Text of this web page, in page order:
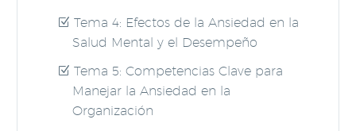
Tema 4: Efectos de la Ansiedad en la
Salud Mental y el Desempeño
Tema 5: Competencias Clave para
Manejar la Ansiedad en la
Organización